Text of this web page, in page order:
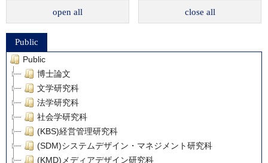
open all close all
Public
Public
博士論文
文学研究科
法学研究科
社会学研究科
(KBS)経営管理研究科
(SDM)システムデザイン・マネジメント研究科
(KMD)メディアデザイン研究科